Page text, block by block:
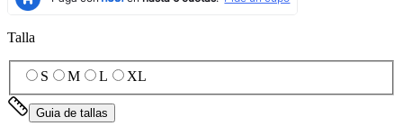
Talla
S M L XL
Guia de tallas